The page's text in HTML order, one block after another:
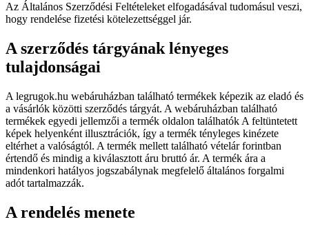
Az Általános Szerződési Feltételeket elfogadásával tudomásul veszi,
hogy rendelése fizetési kötelezettséggel jár.
A szerződés tárgyának lényeges
tulajdonságai
A legrugok.hu webáruházban található termékek képezik az eladó és
a vásárlók közötti szerződés tárgyát. A webáruházban található
termékek egyedi jellemzői a termék oldalon találhatók A feltüntetett
képek helyenként illusztrációk, így a termék tényleges kinézete
eltérhet a valóságtól. A termék mellett található vételár forintban
értendő és mindig a kiválasztott áru bruttó ár. A termék ára a
mindenkori hatályos jogszabálynak megfelelő általános forgalmi
adót tartalmazzák.
A rendelés menete